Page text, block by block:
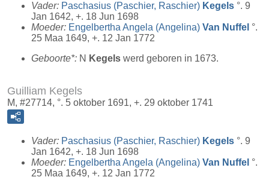
Vader: Paschasius (Paschier, Raschier) Kegels °. 9
Jan 1642, +. 18 Jun 1698
Moeder: Engelbertha Angela (Angelina) Van Nuffel °.
25 Maa 1649, +. 12 Jan 1772
Geboorte*: N Kegels werd geboren in 1673.
Guilliam Kegels
M, #27714, °. 5 oktober 1691, +. 29 oktober 1741
Vader: Paschasius (Paschier, Raschier) Kegels °. 9
Jan 1642, +. 18 Jun 1698
Moeder: Engelbertha Angela (Angelina) Van Nuffel °.
25 Maa 1649, +. 12 Jan 1772